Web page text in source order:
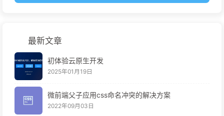
最新文章
初体验云原生开发
2025年01月19日
微前端父子应用css命名冲突的解决方案
2022年09月03日